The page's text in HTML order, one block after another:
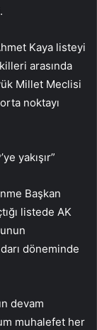
Kaya listeyi
arasında
Millet Meclisi
noktayı
yakışır”
Başkan
listede AK
döneminde
devam
muhalefet her